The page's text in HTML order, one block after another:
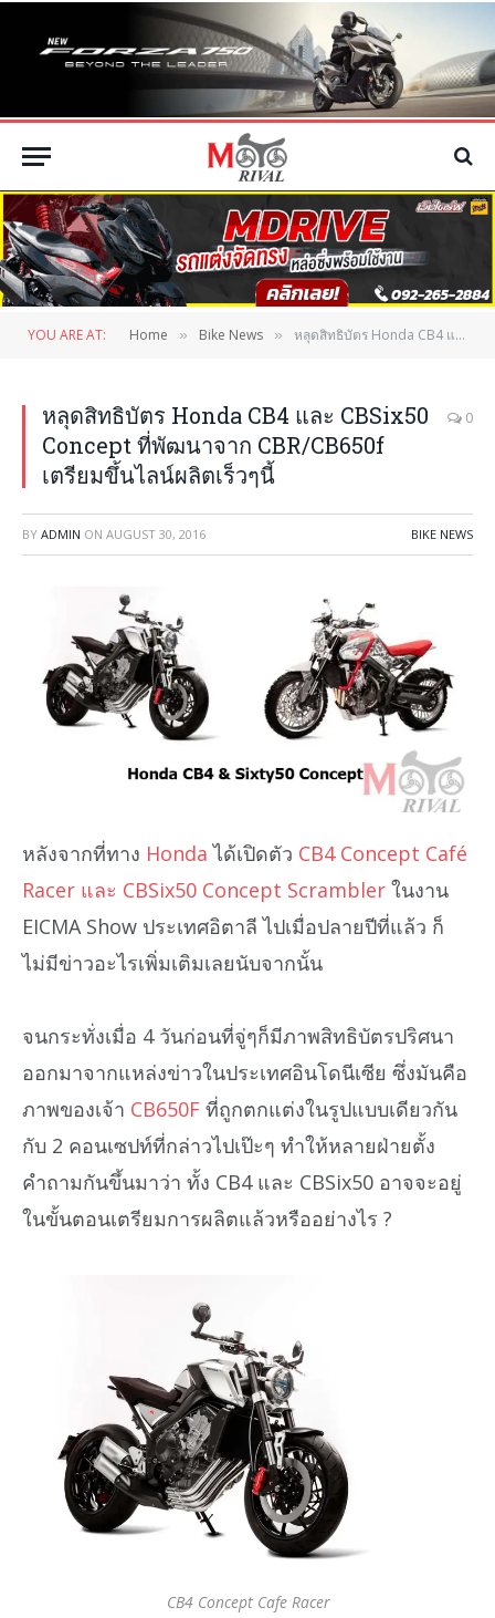
YOU ARE AT: Home » Bike News » หลุดสิทธิบัตร Honda CB4 และ CBSix50 Concept ที่พัฒนาจาก CBR/CB650f เตรียมขึ้นไลน์ผลิตเร็วๆนี้
หลุดสิทธิบัตร Honda CB4 และ CBSix50
Concept ที่พัฒนาจาก CBR/CB650f
เตรียมขึ้นไลน์ผลิตเร็วๆนี้
0
BY ADMIN ON AUGUST 30, 2016 BIKE NEWS
หลังจากที่ทาง Honda ได้เปิดตัว CB4 Concept Café
Racer และ CBSix50 Concept Scrambler ในงาน
EICMA Show ประเทศอิตาลี ไปเมื่อปลายปีที่แล้ว ก็
ไม่มีข่าวอะไรเพิ่มเติมเลยนับจากนั้น
จนกระทั่งเมื่อ 4 วันก่อนที่จู่ๆก็มีภาพสิทธิบัตรปริศนา
ออกมาจากแหล่งข่าวในประเทศอินโดนีเซีย ซึ่งมันคือ
ภาพของเจ้า CB650F ที่ถูกตกแต่งในรูปแบบเดียวกัน
กับ 2 คอนเซปท์ที่กล่าวไปเป๊ะๆ ทำให้หลายฝ่ายตั้ง
คำถามกันขึ้นมาว่า ทั้ง CB4 และ CBSix50 อาจจะอยู่
ในขั้นตอนเตรียมการผลิตแล้วหรืออย่างไร ?
CB4 Concept Cafe Racer